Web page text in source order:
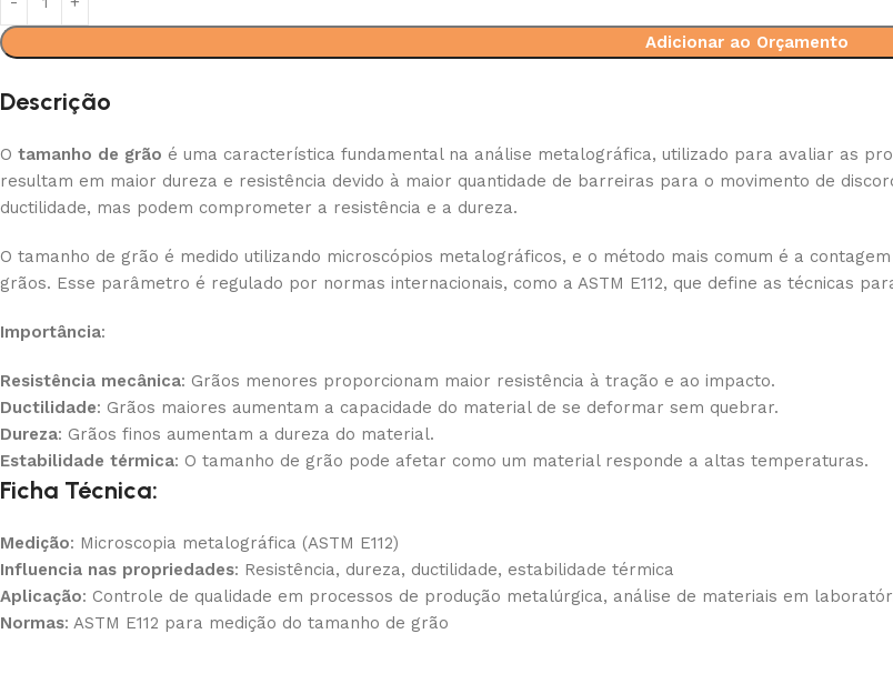
Adicionar ao Orçamento
Descrição
O tamanho de grão é uma característica fundamental na análise metalográfica, utilizado para avaliar as
resultam em maior dureza e resistência devido à maior quantidade de barreiras para o movimento de
ductilidade, mas podem comprometer a resistência e a dureza.
O tamanho de grão é medido utilizando microscópios metalográficos, e o método mais comum é a
grãos. Esse parâmetro é regulado por normas internacionais, como a ASTM E112, que define as técnicas
Importância:
Resistência mecânica: Grãos menores proporcionam maior resistência à tração e ao impacto.
Ductilidade: Grãos maiores aumentam a capacidade do material de se deformar sem quebrar.
Dureza: Grãos finos aumentam a dureza do material.
Estabilidade térmica: O tamanho de grão pode afetar como um material responde a altas temperaturas.
Ficha Técnica:
Medição: Microscopia metalográfica (ASTM E112)
Influencia nas propriedades: Resistência, dureza, ductilidade, estabilidade térmica
Aplicação: Controle de qualidade em processos de produção metalúrgica, análise de materiais em
Normas: ASTM E112 para medição do tamanho de grão